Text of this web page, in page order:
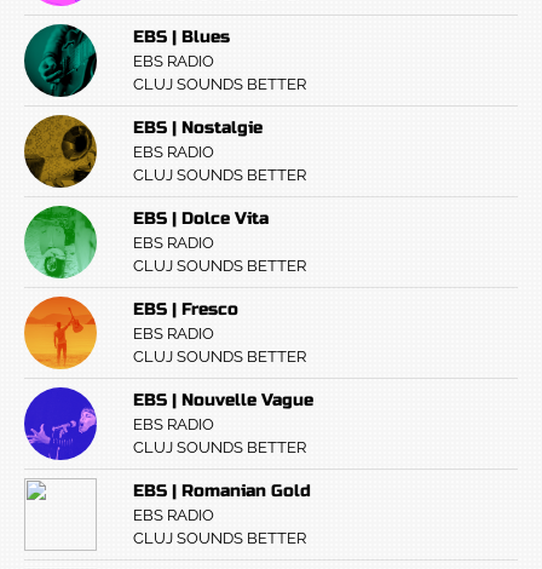
EBS | Blues
EBS RADIO
CLUJ SOUNDS BETTER
EBS | Nostalgie
EBS RADIO
CLUJ SOUNDS BETTER
EBS | Dolce Vita
EBS RADIO
CLUJ SOUNDS BETTER
EBS | Fresco
EBS RADIO
CLUJ SOUNDS BETTER
EBS | Nouvelle Vague
EBS RADIO
CLUJ SOUNDS BETTER
EBS | Romanian Gold
EBS RADIO
CLUJ SOUNDS BETTER